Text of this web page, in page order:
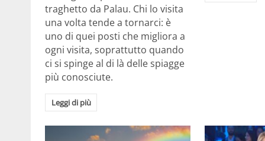
traghetto da Palau. Chi lo visita
una volta tende a tornarci: è
uno di quei posti che migliora a
ogni visita, soprattutto quando
ci si spinge al di là delle spiagge
più conosciute.
Leggi di più